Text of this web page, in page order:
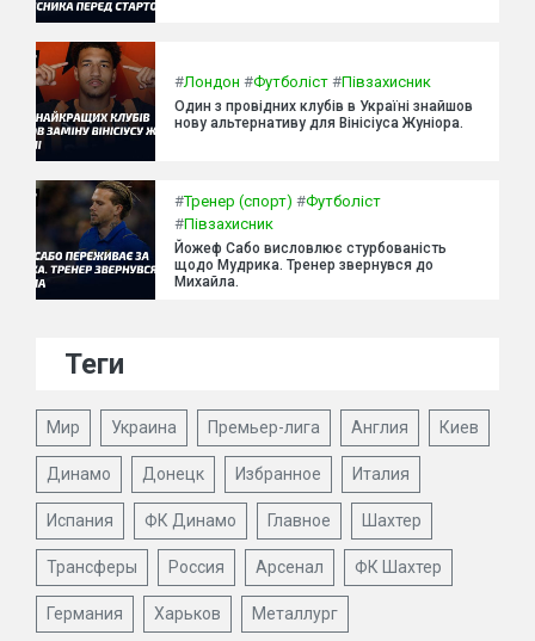
#Лондон #Футболіст #Півзахисник
Один з провідних клубів в Україні знайшов
нову альтернативу для Вінісіуса Жуніора.
#Тренер (спорт) #Футболіст
#Півзахисник
Йожеф Сабо висловлює стурбованість
щодо Мудрика. Тренер звернувся до
Михайла.
Теги
Мир Украина Премьер-лига Англия Киев
Динамо Донецк Избранное Италия
Испания ФК Динамо Главное Шахтер
Трансферы Россия Арсенал ФК Шахтер
Германия Харьков Металлург